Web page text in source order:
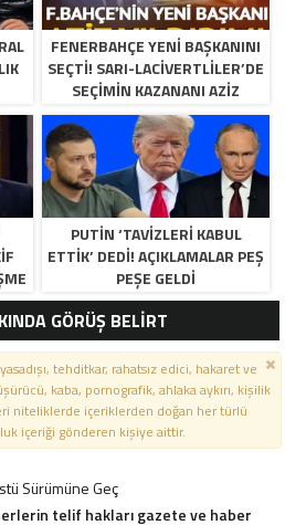
FENERBAHÇE YENI BAŞKANINI
SEÇTI! SARI-LACIVERTLILER’DE
SEÇIMIN KAZANANI AZIZ
YILDIRIM OLDU
PUTIN ‘TAVIZLERI KABUL
ETTIK’ DEDI! AÇIKLAMALAR PEŞ
PEŞE GELDI
GÖRÜŞ BELİRT
tehditkar, rahatsız edici, hakaret ve
kaba, pornografik, ahlaka aykırı, kişilik
niteliklerde içeriklerden doğan her türlü
içeriği gönderen kişiye aittir.
Sürümüne Geç
telif hakları gazete ve haber